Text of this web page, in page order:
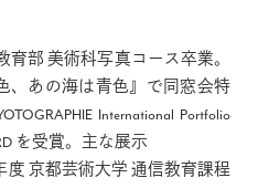
育部 美術科写真コース卒業。
、あの海は青色』で同窓会特
International Portfolio
を受賞。主な展示
度 京都芸術大学 通信教育課程